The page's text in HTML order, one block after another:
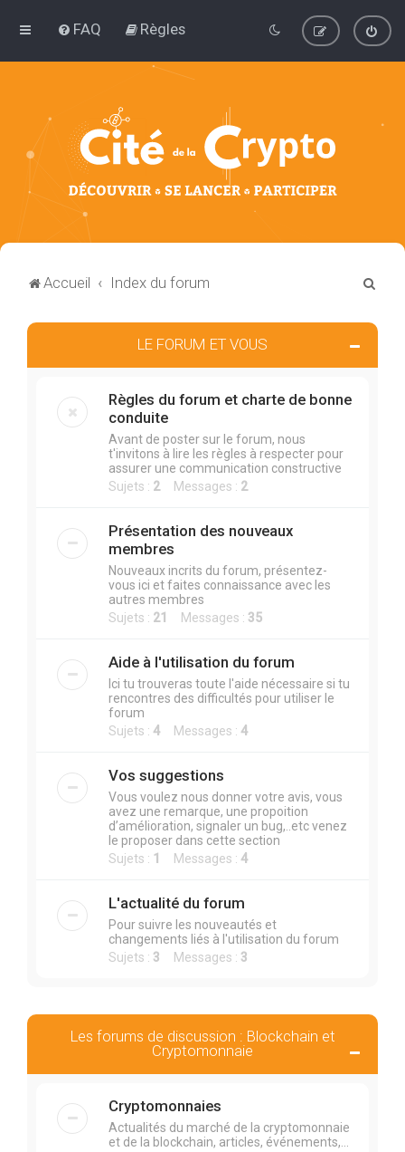
FAQ Règles
Accueil Index du forum
c
LE FORUM ET VOUS
Règles du forum et charte de bonne
conduite
Avant de poster sur le forum, nous
t'invitons à lire les règles à respecter pour
assurer une communication constructive
Sujets : 2Messages : 2
Présentation des nouveaux
membres
Nouveaux incrits du forum, présentez-
vous ici et faites connaissance avec les
autres membres
Sujets : 21 Messages : 35
Aide à l'utilisation du forum
Ici tu trouveras toute l'aide nécessaire si tu
rencontres des difficultés pour utiliser le
forum
Sujets : 4 Messages : 4
Vos suggestions
Vous voulez nous donner votre avis, vous
avez une remarque, une propoition
d’amélioration, signaler un bug,..etc venez
le proposer dans cette section
Sujets : 1 Messages : 4
L'actualité du forum
Pour suivre les nouveautés et
changements liés à l'utilisation du forum
Sujets : 3 Messages : 3
Les forums de discussion : Blockchain et
Cryptomonnaie
Cryptomonnaies
Actualités du marché de la cryptomonnaie
et de la blockchain, articles, événements,...